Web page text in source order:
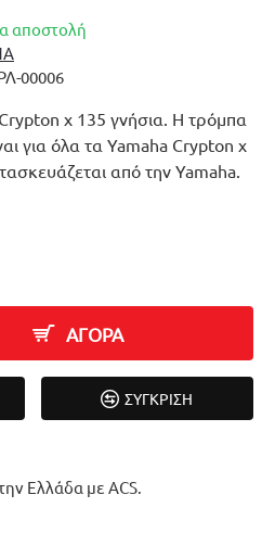
x 135 γνήσια. Η τρόμπα
για όλα τα Yamaha Crypton x
από την Yamaha.
αποστολή
00006
ΑΓΟΡΑ
ΣΎΓΚΡΙΣΗ
Ελλάδα με ACS.